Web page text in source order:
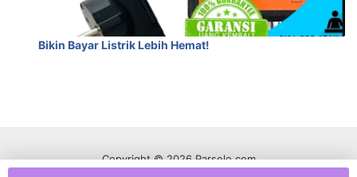
Bikin Bayar Listrik Lebih Hemat!
Copyright © 2026 Parselo.com